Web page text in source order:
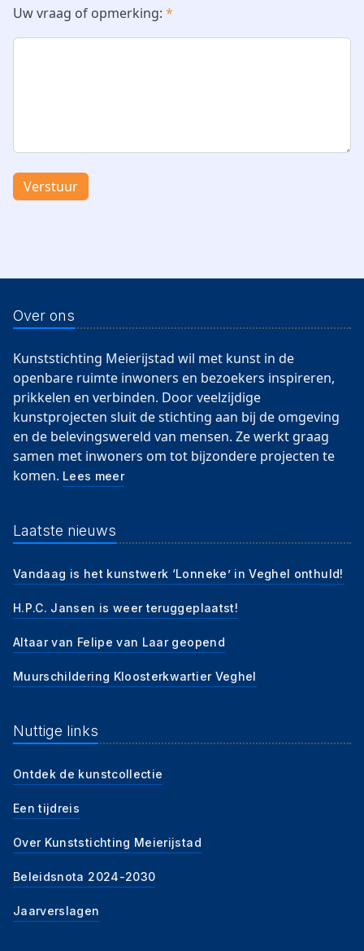
Uw vraag of opmerking: *
Verstuur
Over ons
Kunststichting Meierijstad wil met kunst in de
openbare ruimte inwoners en bezoekers inspireren,
prikkelen en verbinden. Door veelzijdige
kunstprojecten sluit de stichting aan bij de omgeving
en de belevingswereld van mensen. Ze werkt graag
samen met inwoners om tot bijzondere projecten te
komen. Lees meer
Laatste nieuws
Vandaag is het kunstwerk ‘Lonneke’ in Veghel onthuld!
H.P.C. Jansen is weer teruggeplaatst!
Altaar van Felipe van Laar geopend
Muurschildering Kloosterkwartier Veghel
Nuttige links
Ontdek de kunstcollectie
Een tijdreis
Over Kunststichting Meierijstad
Beleidsnota 2024-2030
Jaarverslagen